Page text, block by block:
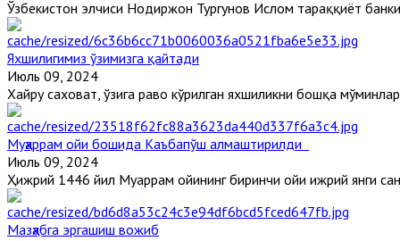
Ўзбекистон элчиси Нодиржон Тургунов Ислом тараққиёт
Яхшилигимиз ўзимизга қайтади
Июль 09, 2024
Хайру саховат, ўзига раво кўрилган яхшиликни бошқа
Муҳаррам ойи бошида Каъбапўш алмаштирилди
Июль 09, 2024
Ҳижрий 1446 йил Муҳаррам ойининг биринчи ойи ҳижрий янги
Мазҳабга эргашиш вожиб